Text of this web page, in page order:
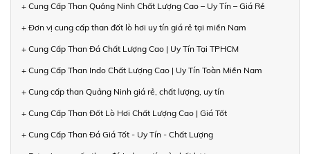
+ Cung Cấp Than Quảng Ninh Chất Lượng Cao – Uy Tín – Giá Rẻ
+ Đơn vị cung cấp than đốt lò hơi uy tín giá rẻ tại miền Nam
+ Cung Cấp Than Đá Chất Lượng Cao | Uy Tín Tại TPHCM
+ Cung Cấp Than Indo Chất Lượng Cao | Uy Tín Toàn Miền Nam
+ Cung cấp than Quảng Ninh giá rẻ, chất lượng, uy tín
+ Cung Cấp Than Đốt Lò Hơi Chất Lượng Cao | Giá Tốt
+ Cung Cấp Than Đá Giá Tốt - Uy Tín - Chất Lượng